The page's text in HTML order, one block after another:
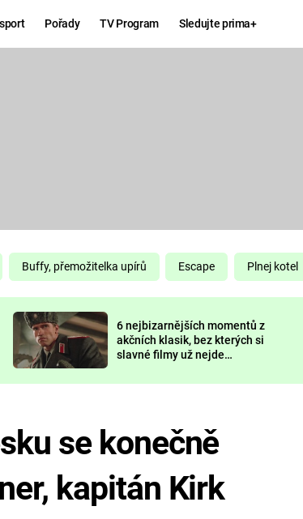
Pořady TV Program Sledujte prima+
DELIVERANCE
Buffy, přemožitelka upírů Escape Plnej kotel
6 nejbizarnějších momentů z
akčních klasik, bez kterých si
slavné filmy už nejde
se konečně
kapitán Kirk